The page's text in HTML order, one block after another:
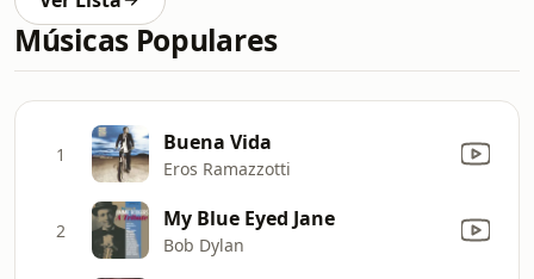
Músicas Populares
1 Buena Vida
Eros Ramazzotti
2 My Blue Eyed Jane
Bob Dylan